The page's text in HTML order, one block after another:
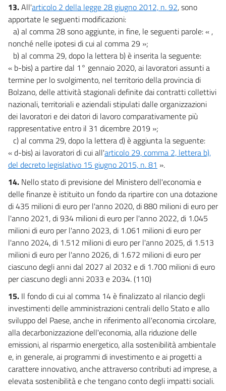
13.All'articolo 2 della legge 28 giugno 2012, n. 92, sono
apportate le seguenti modificazioni:
a) al comma 28 sono aggiunte, in fine, le seguenti parole: « ,
nonché nelle ipotesi di cui al comma 29 »;
b) al comma 29, dopo la lettera b) è inserita la seguente:
« b-bis) a partire dal 1° gennaio 2020, ai lavoratori assunti a
termine per lo svolgimento, nel territorio della provincia di
Bolzano, delle attività stagionali definite dai contratti collettivi
nazionali, territoriali e aziendali stipulati dalle organizzazioni
dei lavoratori e dei datori di lavoro comparativamente più
rappresentative entro il 31 dicembre 2019 »;
c) al comma 29, dopo la lettera d) è aggiunta la seguente:
« d-bis) ai lavoratori di cui all'articolo 29, comma 2, lettera b),
del decreto legislativo 15 giugno 2015, n. 81 ».
14. Nello stato di previsione del Ministero dell'economia e
delle finanze è istituito un fondo da ripartire con una dotazione
di 435 milioni di euro per l'anno 2020, di 880 milioni di euro per
l'anno 2021, di 934 milioni di euro per l'anno 2022, di 1.045
milioni di euro per l'anno 2023, di 1.061 milioni di euro per
l'anno 2024, di 1.512 milioni di euro per l'anno 2025, di 1.513
milioni di euro per l'anno 2026, di 1.672 milioni di euro per
ciascuno degli anni dal 2027 al 2032 e di 1.700 milioni di euro
per ciascuno degli anni 2033 e 2034. (110)
15. Il fondo di cui al comma 14 è finalizzato al rilancio degli
investimenti delle amministrazioni centrali dello Stato e allo
sviluppo del Paese, anche in riferimento all'economia circolare,
alla decarbonizzazione dell'economia, alla riduzione delle
emissioni, al risparmio energetico, alla sostenibilità ambientale
e, in generale, ai programmi di investimento e ai progetti a
carattere innovativo, anche attraverso contributi ad imprese, a
elevata sostenibilità e che tengano conto degli impatti sociali.